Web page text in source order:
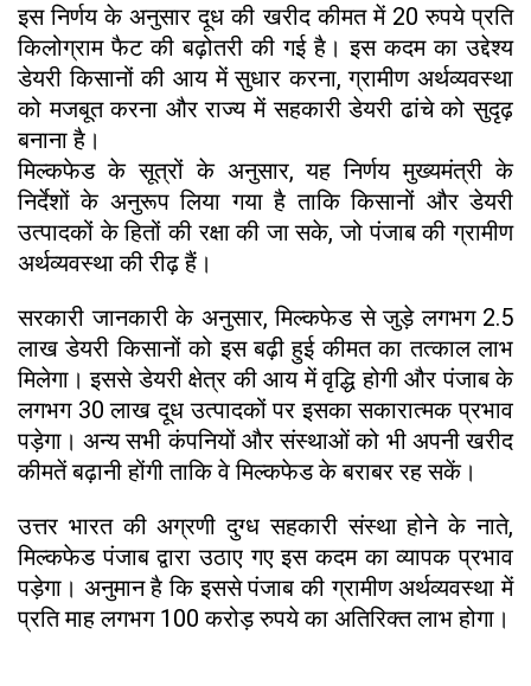
इस निर्णय के अनुसार दूध की खरीद कीमत में 20 रुपये प्रति
किलोग्राम फैट की बढ़ोतरी की गई है। इस कदम का उद्देश्य
डेयरी किसानों की आय में सुधार करना, ग्रामीण अर्थव्यवस्था
को मजबूत करना और राज्य में सहकारी डेयरी ढांचे को सुदृढ़
बनाना है।
मिल्कफेड के सूत्रों के अनुसार, यह निर्णय मुख्यमंत्री के
निर्देशों के अनुरूप लिया गया है ताकि किसानों और डेयरी
उत्पादकों के हितों की रक्षा की जा सके, जो पंजाब की ग्रामीण
अर्थव्यवस्था की रीढ़ हैं।
सरकारी जानकारी के अनुसार, मिल्कफेड से जुड़े लगभग 2.5
लाख डेयरी किसानों को इस बढ़ी हुई कीमत का तत्काल लाभ
मिलेगा। इससे डेयरी क्षेत्र की आय में वृद्धि होगी और पंजाब के
लगभग 30 लाख दूध उत्पादकों पर इसका सकारात्मक प्रभाव
पड़ेगा। अन्य सभी कंपनियों और संस्थाओं को भी अपनी खरीद
कीमतें बढ़ानी होंगी ताकि वे मिल्कफेड के बराबर रह सकें।
उत्तर भारत की अग्रणी दुग्ध सहकारी संस्था होने के नाते,
मिल्कफेड पंजाब द्वारा उठाए गए इस कदम का व्यापक प्रभाव
पड़ेगा। अनुमान है कि इससे पंजाब की ग्रामीण अर्थव्यवस्था में
प्रति माह लगभग 100 करोड़ रुपये का अतिरिक्त लाभ होगा।